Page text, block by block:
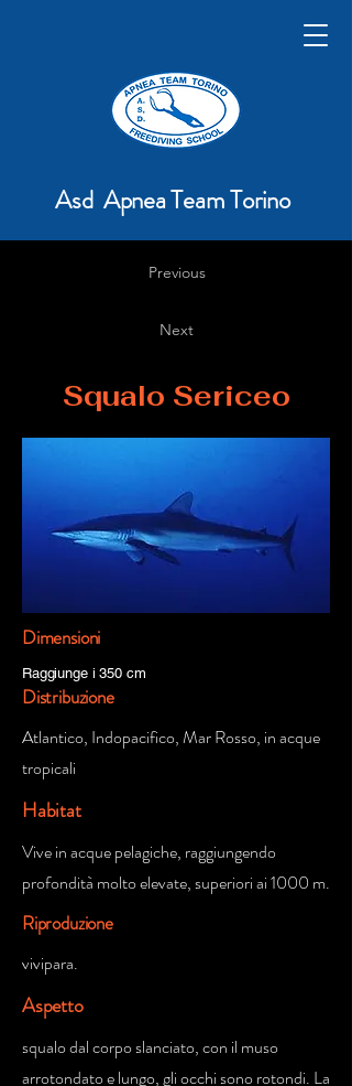
Asd Apnea Team Torino
Previous
Next
Squalo Sericeo
Dimensioni
Raggiunge i 350 cm
Distribuzione
Atlantico, Indopacifico, Mar Rosso, in acque
tropicali
Habitat
Vive in acque pelagiche, raggiungendo
profondità molto elevate, superiori ai 1000 m.
Riproduzione
vivipara.
Aspetto
squalo dal corpo slanciato, con il muso
arrotondato e lungo, gli occhi sono rotondi. La